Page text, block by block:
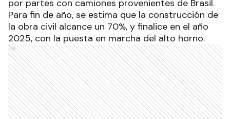
por partes con camiones provenientes de Brasil.
Para fin de año, se estima que la construcción de
la obra civil alcance un 70%, y finalice en el año
2025, con la puesta en marcha del alto horno.
Ads